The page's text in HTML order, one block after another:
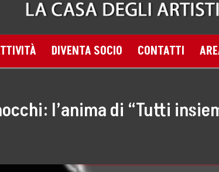
DIVENTA SOCIO CONTATTI
l’anima di “Tutti